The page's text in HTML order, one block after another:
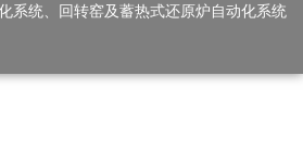
系统、回转窑及蓄热式还原炉自动化系统